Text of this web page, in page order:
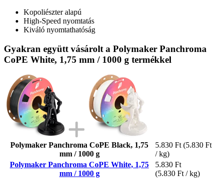
Kopoliészter alapú
High-Speed nyomtatás
Kiváló nyomtathatóság
Gyakran együtt vásárolt a Polymaker Panchroma
CoPE White, 1,75 mm / 1000 g termékkel
Polymaker Panchroma CoPE Black, 1,75
mm / 1000 g
5.830 Ft (5.830 Ft
/ kg)
Polymaker Panchroma CoPE White, 1,75
mm / 1000 g
5.830 Ft
(5.830 Ft / kg)